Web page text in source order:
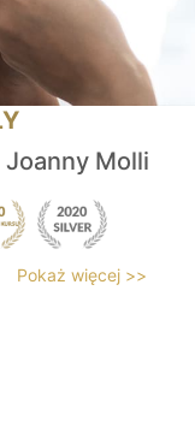
Joanny Molli
Pokaż więcej >>